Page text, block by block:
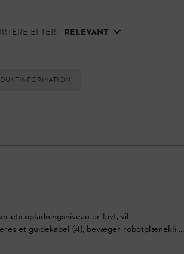
efter: Relevant
opladningsniveau er lavt, vil
et guidekabel (4), bevæger robotplænekli ...